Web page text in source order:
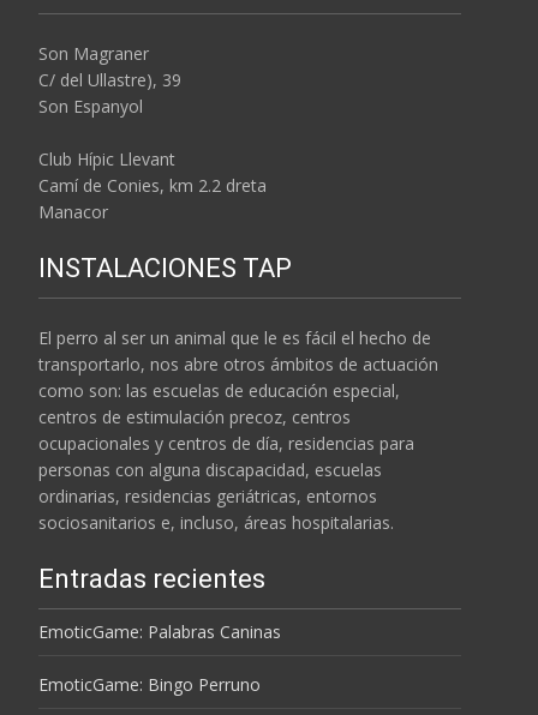
Son Magraner
C/ del Ullastre), 39
Son Espanyol
Club Hípic Llevant
Camí de Conies, km 2.2 dreta
Manacor
INSTALACIONES TAP
El perro al ser un animal que le es fácil el hecho de
transportarlo, nos abre otros ámbitos de actuación
como son: las escuelas de educación especial,
centros de estimulación precoz, centros
ocupacionales y centros de día, residencias para
personas con alguna discapacidad, escuelas
ordinarias, residencias geriátricas, entornos
sociosanitarios e, incluso, áreas hospitalarias.
Entradas recientes
EmoticGame: Palabras Caninas
EmoticGame: Bingo Perruno